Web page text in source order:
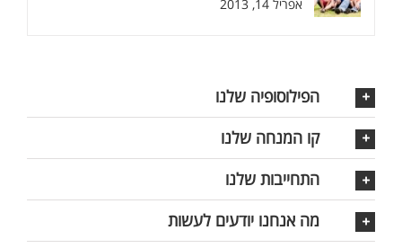
אפריל 14, 2013
הפילוסופיה שלנו
קו המנחה שלנו
התחייבות שלנו
מה אנחנו יודעים לעשות